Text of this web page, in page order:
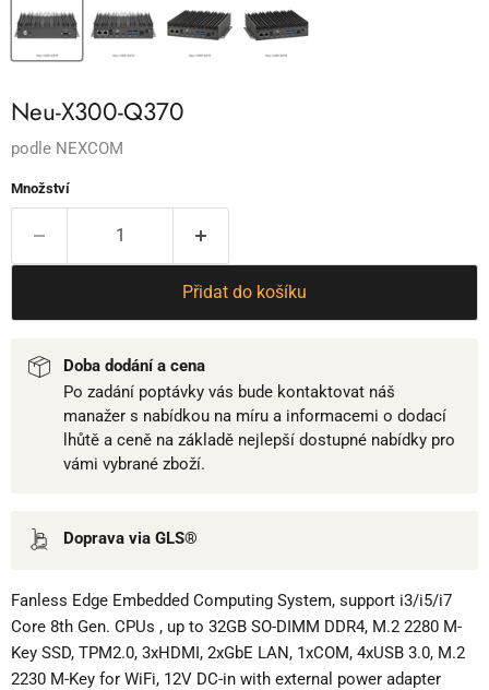
Neu-X300-Q370
podle NEXCOM
Množství
Přidat do košíku
Doba dodání a cena
Po zadání poptávky vás bude kontaktovat náš
manažer s nabídkou na míru a informacemi o dodací
lhůtě a ceně na základě nejlepší dostupné nabídky pro
vámi vybrané zboží.
Doprava via GLS®
Fanless Edge Embedded Computing System, support i3/i5/i7
Core 8th Gen. CPUs , up to 32GB SO-DIMM DDR4, M.2 2280 M-
Key SSD, TPM2.0, 3xHDMI, 2xGbE LAN, 1xCOM, 4xUSB 3.0, M.2
2230 M-Key for WiFi, 12V DC-in with external power adapter